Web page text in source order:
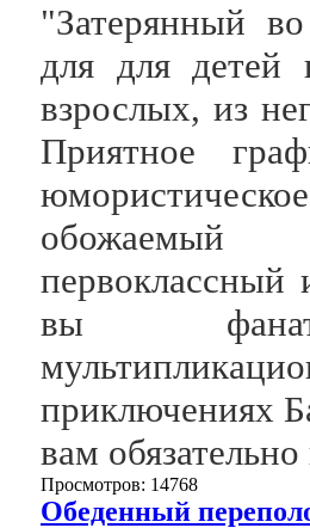
"Затерянный
для для детей
взрослых, из
Приятное
обожаемый
первоклассный
вы фанат
приключениях
вам
Просмотров: 14768
Обеденный